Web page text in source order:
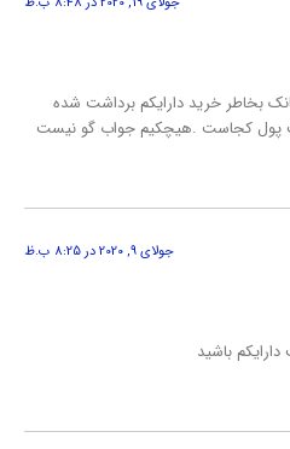
بخاطر خرید دارایکم برداشت شده
پول کجاست .هیچکیم جواب گو نیست
جولای 9, 2020 در 8:25 ب.ظ
باشید